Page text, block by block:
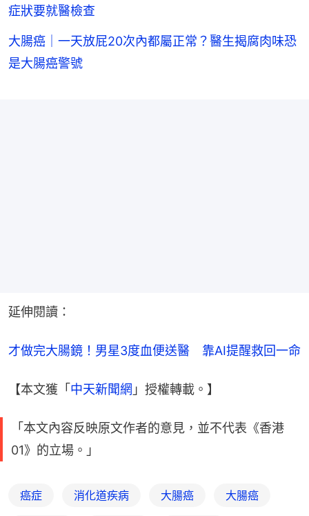
症狀要就醫檢查
大腸癌｜一天放屁20次內都屬正常？醫生揭腐肉味恐
是大腸癌警號
延伸閱讀：
才做完大腸鏡！男星3度血便送醫　靠AI提醒救回一命
【本文獲「中天新聞網 」授權轉載。】
「本文內容反映原文作者的意見，並不代表《香港
01》的立場。」
癌症 消化道疾病 大腸癌 大腸癌